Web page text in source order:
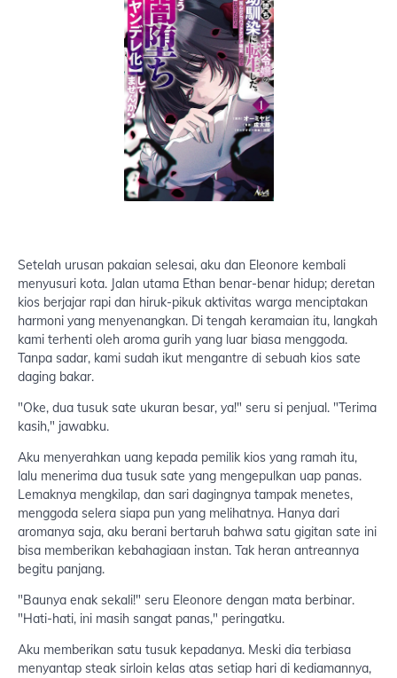
Setelah urusan pakaian selesai, aku dan Eleonore kembali
menyusuri kota. Jalan utama Ethan benar-benar hidup; deretan
kios berjajar rapi dan hiruk-pikuk aktivitas warga menciptakan
harmoni yang menyenangkan. Di tengah keramaian itu, langkah
kami terhenti oleh aroma gurih yang luar biasa menggoda.
Tanpa sadar, kami sudah ikut mengantre di sebuah kios sate
daging bakar.
"Oke, dua tusuk sate ukuran besar, ya!" seru si penjual. "Terima
kasih," jawabku.
Aku menyerahkan uang kepada pemilik kios yang ramah itu,
lalu menerima dua tusuk sate yang mengepulkan uap panas.
Lemaknya mengkilap, dan sari dagingnya tampak menetes,
menggoda selera siapa pun yang melihatnya. Hanya dari
aromanya saja, aku berani bertaruh bahwa satu gigitan sate ini
bisa memberikan kebahagiaan instan. Tak heran antreannya
begitu panjang.
"Baunya enak sekali!" seru Eleonore dengan mata berbinar.
"Hati-hati, ini masih sangat panas," peringatku.
Aku memberikan satu tusuk kepadanya. Meski dia terbiasa
menyantap steak sirloin kelas atas setiap hari di kediamannya,